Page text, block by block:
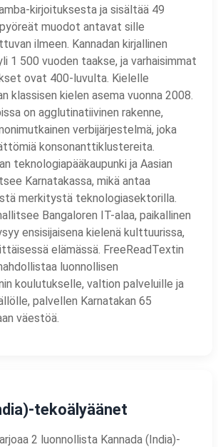
kirjoituksesta ja sisältää 49
muodot antavat sille
ilmeen. Kannadan kirjallinen
1 500 vuoden taakse, ja varhaisimmat
ovat 400-luvulta. Kielelle
klassisen kielen asema vuonna 2008.
on agglutinatiivinen rakenne,
verbijärjestelmä, joka
konsonanttiklustereita.
teknologiapääkaupunki ja Aasian
Karnatakassa, mikä antaa
merkitystä teknologiasektorilla.
Bangaloren IT-alaa, paikallinen
ensisijaisena kielenä kulttuurissa,
elämässä. FreeReadTextin
luonnollisen
koulutukselle, valtion palveluille ja
palvellen Karnatakan 65
väestöä.
tekoälyäänet
2 luonnollista Kannada (India)-